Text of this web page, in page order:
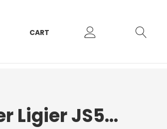
CART
Strålkastare Vänster Ligier JS50 -2017/IXO